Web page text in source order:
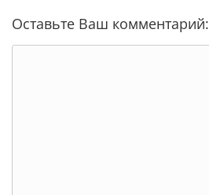
Оставьте Ваш комментарий: